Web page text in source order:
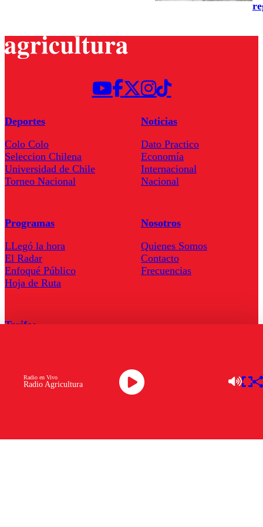
Radio Agricultura
Radio en Vivo
Deportes
Colo Colo
Seleccion Chilena
Universidad de Chile
Torneo Nacional
Noticias
Dato Practico
Economía
Internacional
Nacional
Programas
LLegó la hora
El Radar
Enfoqué Público
Hoja de Ruta
Nosotros
Quienes Somos
Contacto
Frecuencias
Tarifas
Descarga la APP